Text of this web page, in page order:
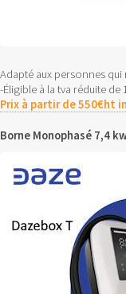
Adapté aux personnes
-Éligible à la tva réduite de
Prix à partir de 550€ht
Borne Monophasé 7,4